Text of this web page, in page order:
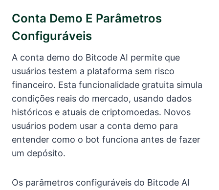
Conta Demo E Parâmetros
Configuráveis
A conta demo do Bitcode AI permite que
usuários testem a plataforma sem risco
financeiro. Esta funcionalidade gratuita simula
condições reais do mercado, usando dados
históricos e atuais de criptomoedas. Novos
usuários podem usar a conta demo para
entender como o bot funciona antes de fazer
um depósito.
Os parâmetros configuráveis do Bitcode AI